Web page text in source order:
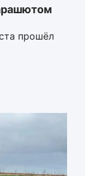
прошёл